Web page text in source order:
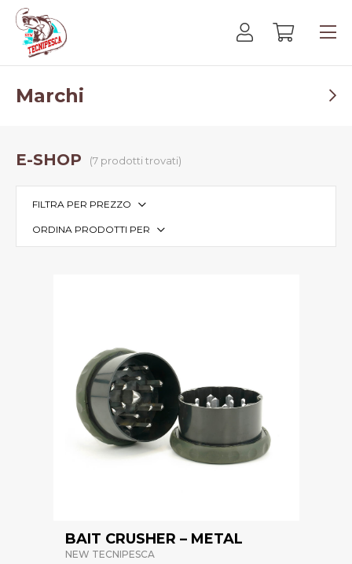
Marchi
E-SHOP (7 prodotti trovati)
FILTRA PER PREZZO
ORDINA PRODOTTI PER
BAIT CRUSHER – METAL
NEW TECNIPESCA